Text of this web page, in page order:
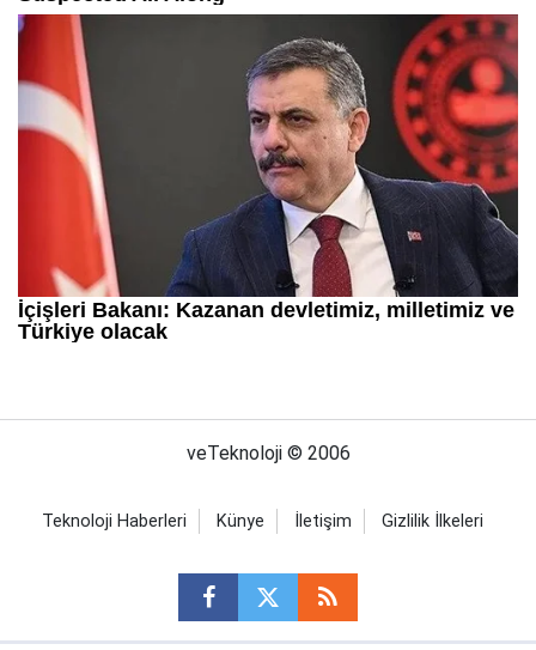
veTeknoloji © 2006
Teknoloji Haberleri Künye İletişim Gizlilik İlkeleri